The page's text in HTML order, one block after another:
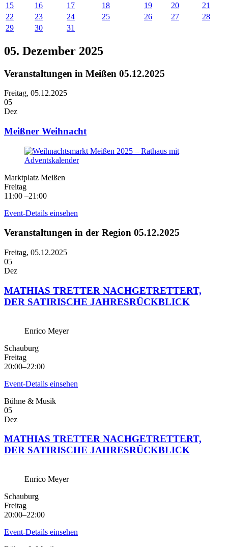
15
16 17 18 19 20
21
22
23 24 25 26 27
28
29
30 31
05. Dezember 2025
Veranstaltungen in Meißen 05.12.2025
Freitag, 05.12.2025
05
Dez
Meißner Weihnacht
Marktplatz Meißen
Freitag
11:00 –21:00
Event-Details einsehen
Veranstaltungen in der Region 05.12.2025
Freitag, 05.12.2025
05
Dez
MATHIAS TRETTER NACHGETRETTERT,
DER SATIRISCHE JAHRESRÜCKBLICK
Enrico Meyer
Schauburg
Freitag
20:00–22:00
Event-Details einsehen
Bühne & Musik
05
Dez
MATHIAS TRETTER NACHGETRETTERT,
DER SATIRISCHE JAHRESRÜCKBLICK
Enrico Meyer
Schauburg
Freitag
20:00–22:00
Event-Details einsehen